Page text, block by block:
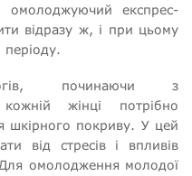
омолоджуючий експрес-
відразу ж, і при цьому
періоду.
починаючи з
кожній жінці потрібно
шкірного покриву. У цей
від стресів і впливів
омолодження молодої